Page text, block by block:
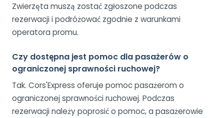
Zwierzęta muszą zostać zgłoszone podczas
rezerwacji i podróżować zgodnie z warunkami
operatora promu.
Czy dostępna jest pomoc dla pasażerów o
ograniczonej sprawności ruchowej?
Tak. Cors'Express oferuje pomoc pasażerom o
ograniczonej sprawności ruchowej. Podczas
rezerwacji należy poprosić o pomoc, a pasażerowie